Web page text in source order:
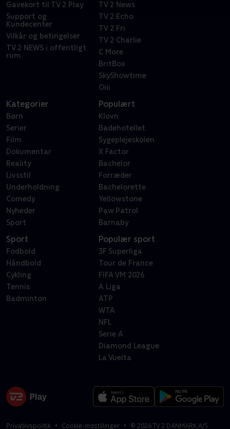
Gavekort til TV 2 Play
Support og
Kundecenter
Vilkår og betingelser
TV 2 NEWS i offentligt
rum
TV 2 News
TV 2 Echo
TV 2 Fri
TV 2 Charlie
C More
BritBox
SkyShowtime
Oiii
Kategorier
Børn
Serier
Film
Dokumentar
Reality
Livsstil
Underholdning
Comedy
Nyheder
Sport
Populært
Klovn
Badehotellet
Sygeplejeskolen
X Factor
Bachelor
Forræder
Bachelorette
Yellowstone
Paw Patrol
Barnaby
Sport
Fodbold
Håndbold
Cykling
Tennis
Badminton
Populær sport
3F Superliga
Tour de France
FIFA VM 2026
A Liga
ATP
WTA
NFL
Serie A
Diamond League
La Vuelta
Privatlivspolitik Cookie-indstillinger © 2026TV 2 DANMARK A/S